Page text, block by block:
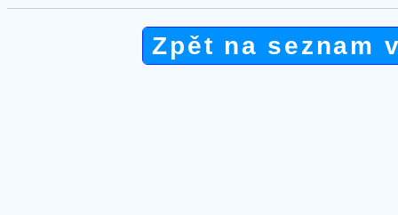
Zpět na seznam